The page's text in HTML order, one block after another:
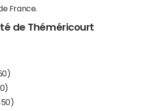
France.
de Théméricourt